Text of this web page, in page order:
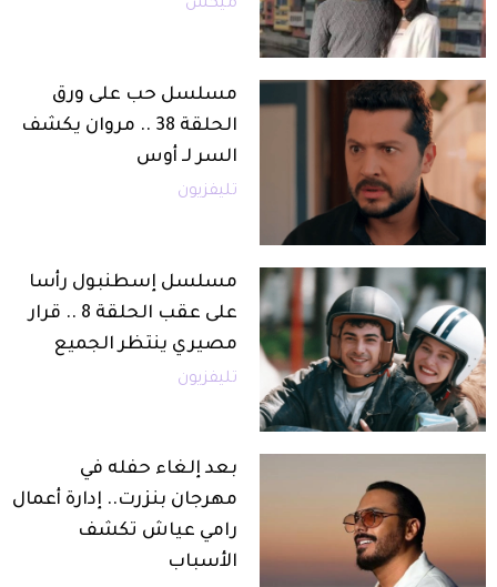
ميكس
مسلسل حب على ورق
الحلقة 38 .. مروان يكشف
السر لـ أوس
تليفزيون
مسلسل إسطنبول رأسا
على عقب الحلقة 8 .. قرار
مصيري ينتظر الجميع
تليفزيون
بعد إلغاء حفله في
مهرجان بنزرت.. إدارة أعمال
رامي عياش تكشف
الأسباب